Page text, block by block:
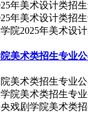
院2025年美术设
美术类招生专业
美术类招生专业
戏剧学院美术类